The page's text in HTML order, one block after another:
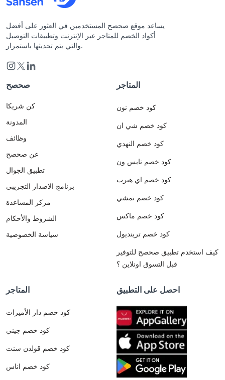
يساعد موقع صحصح المستخدمين في العثور على أفضل
أكواد الخصم للمتاجر عبر الإنترنت وتطبيقات التوصيل
والتي يتم تحديثها باستمرار.
صحصح
كن شريكا
المدونة
وظائف
عن صحصح
تطبيق الجوال
برنامج الاصدار التجريبي
مركز المساعدة
الشروط والأحكام
سياسة الخصوصية
المتاجر
كود خصم نون
كود خصم شي ان
كود خصم النهدي
كود خصم نايس ون
كود خصم اي هيرب
كود خصم نمشي
كود خصم ماكس
كود خصم ترينديول
كيف استخدم تطبيق صحصح للتوفير
قبل التسوق اونلاين ؟
المتاجر
كود خصم دار الأميرات
كود خصم جيني
كود خصم قولدن سنت
كود خصم اناس
احصل على التطبيق